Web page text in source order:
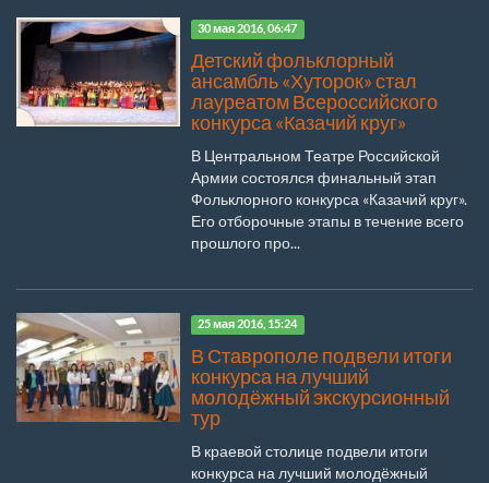
30 мая 2016, 06:47
Детский фольклорный
ансамбль «Хуторок» стал
лауреатом Всероссийского
конкурса «Казачий круг»
В Центральном Театре Российской
Армии состоялся финальный этап
Фольклорного конкурса «Казачий круг».
Его отборочные этапы в течение всего
прошлого про...
25 мая 2016, 15:24
В Ставрополе подвели итоги
конкурса на лучший
молодёжный экскурсионный
тур
В краевой столице подвели итоги
конкурса на лучший молодёжный